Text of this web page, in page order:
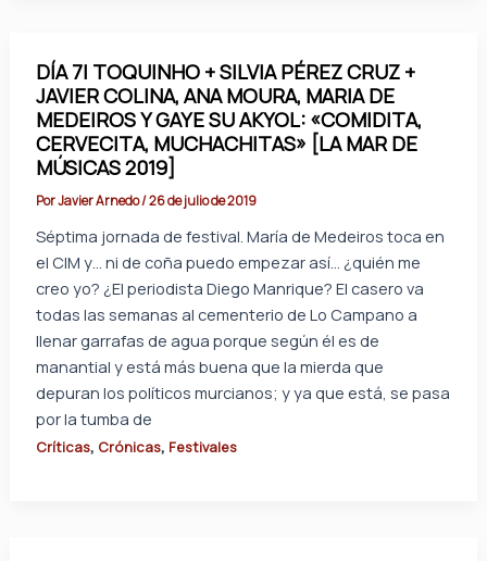
DÍA 7| TOQUINHO + SILVIA PÉREZ CRUZ +
JAVIER COLINA, ANA MOURA, MARIA DE
MEDEIROS Y GAYE SU AKYOL: «COMIDITA,
CERVECITA, MUCHACHITAS» [LA MAR DE
MÚSICAS 2019]
PorJavier Arnedo/26 de julio de 2019
Séptima jornada de festival. María de Medeiros toca en
el CIM y… ni de coña puedo empezar así… ¿quién me
creo yo? ¿El periodista Diego Manrique? El casero va
todas las semanas al cementerio de Lo Campano a
llenar garrafas de agua porque según él es de
manantial y está más buena que la mierda que
depuran los políticos murcianos; y ya que está, se pasa
por la tumba de
Críticas, Crónicas, Festivales